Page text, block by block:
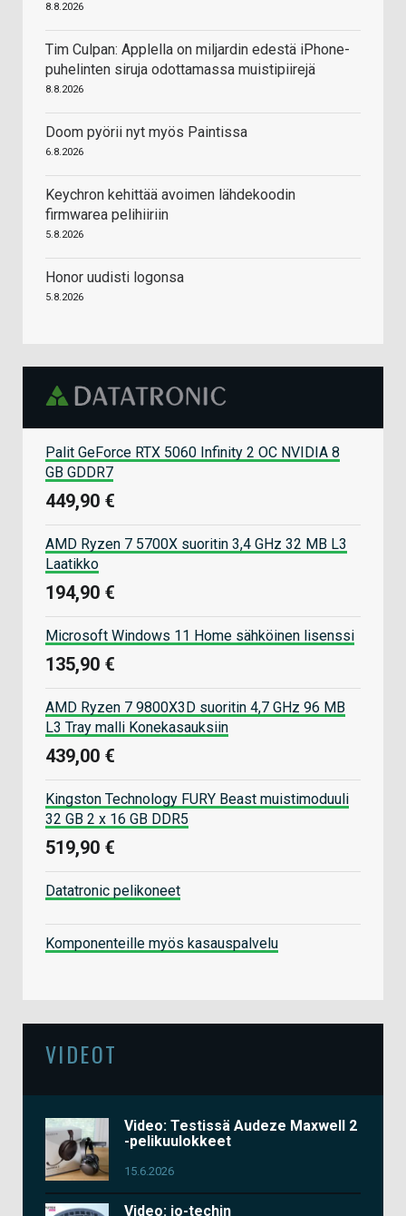
8.8.2026
Tim Culpan: Applella on miljardin edestä iPhone-
puhelinten siruja odottamassa muistipiirejä
8.8.2026
Doom pyörii nyt myös Paintissa
6.8.2026
Keychron kehittää avoimen lähdekoodin
firmwarea pelihiiriin
5.8.2026
Honor uudisti logonsa
5.8.2026
Palit GeForce RTX 5060 Infinity 2 OC NVIDIA 8
GB GDDR7
449,90 €
AMD Ryzen 7 5700X suoritin 3,4 GHz 32 MB L3
Laatikko
194,90 €
Microsoft Windows 11 Home sähköinen lisenssi
135,90 €
AMD Ryzen 7 9800X3D suoritin 4,7 GHz 96 MB
L3 Tray malli Konekasauksiin
439,00 €
Kingston Technology FURY Beast muistimoduuli
32 GB 2 x 16 GB DDR5
519,90 €
Datatronic pelikoneet
Komponenteille myös kasauspalvelu
VIDEOT
Video: Testissä Audeze Maxwell 2
-pelikuulokkeet
15.6.2026
Video: io-techin